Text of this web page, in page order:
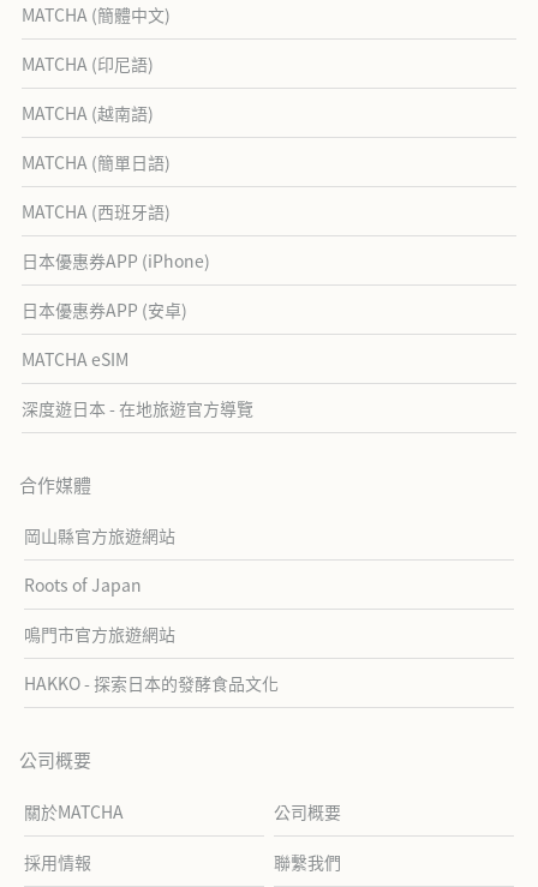
MATCHA (簡體中文)
MATCHA (印尼語)
MATCHA (越南語)
MATCHA (簡單日語)
MATCHA (西班牙語)
日本優惠券APP (iPhone)
日本優惠券APP (安卓)
MATCHA eSIM
深度遊日本 - 在地旅遊官方導覽
合作媒體
岡山縣官方旅遊網站
Roots of Japan
鳴門市官方旅遊網站
HAKKO - 探索日本的發酵食品文化
公司概要
關於MATCHA 公司概要
採用情報 聯繫我們